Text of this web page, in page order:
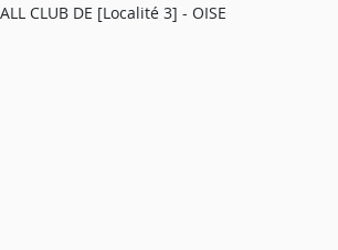
CLUB DE [Localité 3] - OISE